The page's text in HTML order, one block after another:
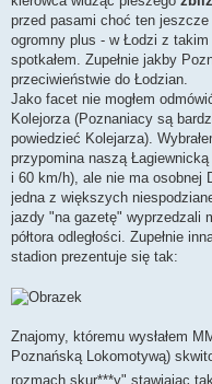
przed pasami choć ten
ogromny plus - w Łodzi z
spotkałem. Zupełnie jakby
przeciwieństwie do Łodzian.
Jako facet nie mogłem
Kolejorza (Poznaniacy są
powiedzieć Kolejarza).
przypomina naszą
i 60 km/h), ale nie ma osobnej
jedna z większych
jazdy "na gazetę" wyprzedzali
półtora odległości. Zupełnie
stadion prezentuje się tak:
Znajomy, któremu wysłałem
Poznańską Lokomotywą)
rozmach skur***y" stawiając